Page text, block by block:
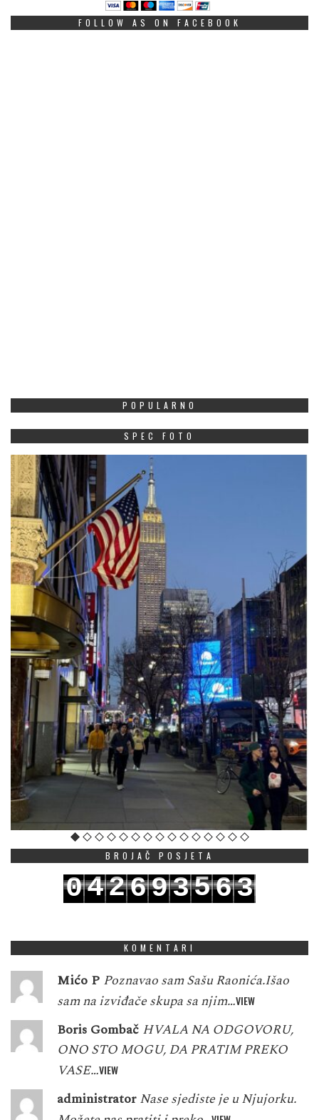
FOLLOW AS ON FACEBOOK
POPULARNO
SPEC FOTO
BROJAČ POSJETA
042693563
KOMENTARI
Mićo P Poznavao sam Sašu Raonića.Išao
sam na izviđače skupa sa njim…VIEW
Boris Gombač HVALA NA ODGOVORU,
ONO STO MOGU, DA PRATIM PREKO
VASE…VIEW
administrator Nase sjediste je u Njujorku.